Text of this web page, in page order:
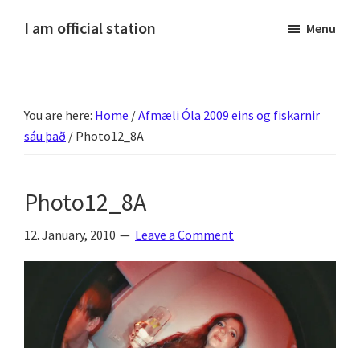
I am official station
fréttir
af
annað
skemmtilegt
:)
Menu
You are here: Home /Afmæli Óla 2009 eins og fiskarnir
sáu það / Photo12_8A
Photo12_8A
12. January, 2010 Leave a Comment